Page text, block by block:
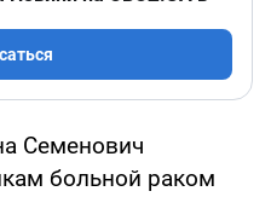
Семенович
больной раком